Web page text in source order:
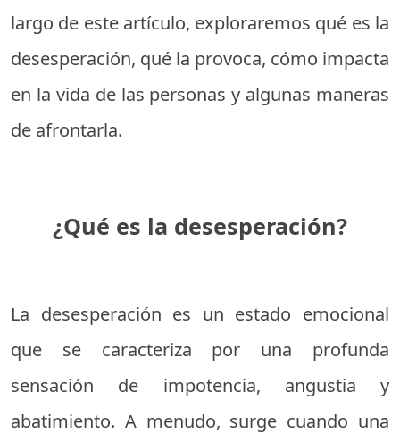
largo de este artículo, exploraremos qué es la
desesperación, qué la provoca, cómo impacta
en la vida de las personas y algunas maneras
de afrontarla.
¿Qué es la desesperación?
La desesperación es un estado emocional
que se caracteriza por una profunda
sensación de impotencia, angustia y
abatimiento. A menudo, surge cuando una